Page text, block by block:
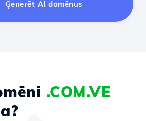
Ģenerēt AI domēnus
.COM.VE